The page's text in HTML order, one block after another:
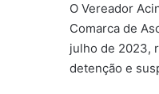
O Vereador
Comarca de
julho de 2023,
detenção e